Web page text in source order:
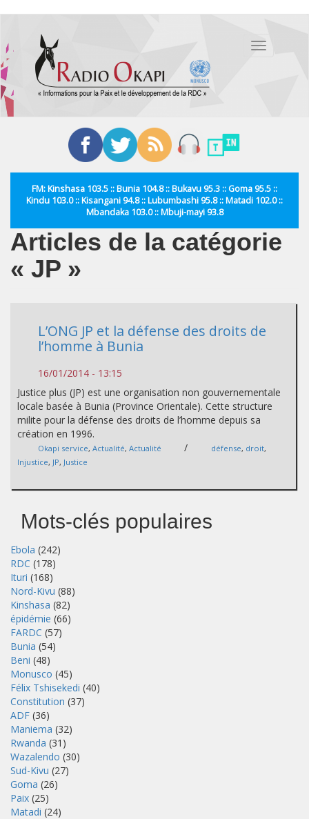
contenu
principal
Toggle
FM: Kinshasa 103.5 :: Bunia 104.8 :: Bukavu 95.3 :: Goma 95.5 ::
Kindu 103.0 :: Kisangani 94.8 :: Lubumbashi 95.8 :: Matadi 102.0 ::
Mbandaka 103.0 :: Mbuji-mayi 93.8
Articles de la catégorie
« JP »
L’ONG JP et la défense des droits de
l’homme à Bunia
16/01/2014 - 13:15
Justice plus (JP) est une organisation non gouvernementale
locale basée à Bunia (Province Orientale). Cette structure
milite pour la défense des droits de l’homme depuis sa
création en 1996.
Okapi service, Actualité, Actualité / défense, droit,
Injustice, JP, Justice
Mots-clés populaires
Ebola (242)
RDC (178)
Ituri (168)
Nord-Kivu (88)
Kinshasa (82)
épidémie (66)
FARDC (57)
Bunia (54)
Beni (48)
Monusco (45)
Félix Tshisekedi (40)
Constitution (37)
ADF (36)
Maniema (32)
Rwanda (31)
Wazalendo (30)
Sud-Kivu (27)
Goma (26)
Paix (25)
Matadi (24)